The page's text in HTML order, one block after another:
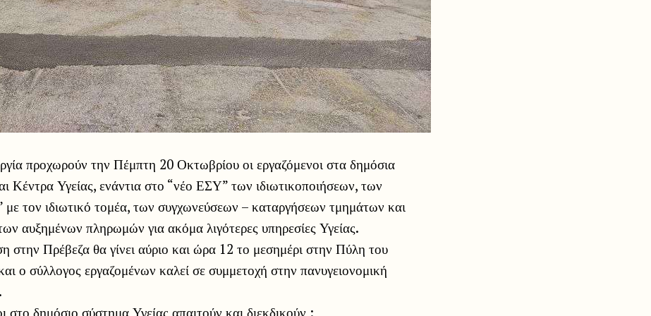
προχωρούν την Πέμπτη 20 Οκτωβρίου οι εργαζόμενοι στα δημόσια
Κέντρα Υγείας, ενάντια στο “νέο ΕΣΥ” των ιδιωτικοποιήσεων, των
με τον ιδιωτικό τομέα, των συγχωνεύσεων – καταργήσεων τμημάτων και
αυξημένων πληρωμών για ακόμα λιγότερες υπηρεσίες Υγείας.
στην Πρέβεζα θα γίνει αύριο και ώρα 12 το μεσημέρι στην Πύλη του
ο σύλλογος εργαζομένων καλεί σε συμμετοχή στην πανυγειονομική
στο δημόσιο σύστημα Υγείας απαιτούν και διεκδικούν :